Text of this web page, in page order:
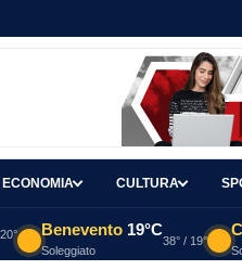
ECONOMIA CULTURA
Benevento 19°C
Soleggiato
38° / 19°